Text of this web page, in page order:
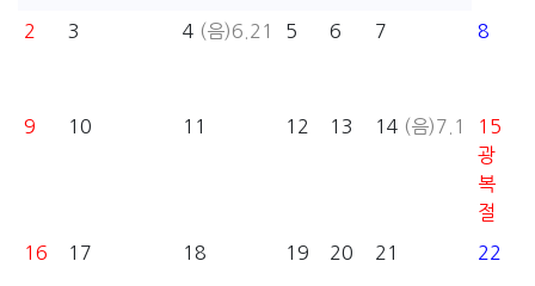
2 3 4 (음)6.21 5 6 7 8
9 10 11 12 13 14 (음)7.1
15
광
복
절
16 17 18 19 20 21 22